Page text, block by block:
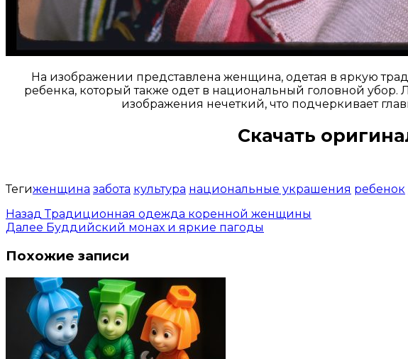
На изображении представлена женщина, одетая в яркую
ребенка, который также одет в национальный головной
изображения нечеткий, что подчеркивает
Скачать
Тегиженщина забота культура национальные украшения ребенок
Назад Традиционная одежда коренной женщины
Далее Буддийский монах и яркие пагоды
Похожие записи